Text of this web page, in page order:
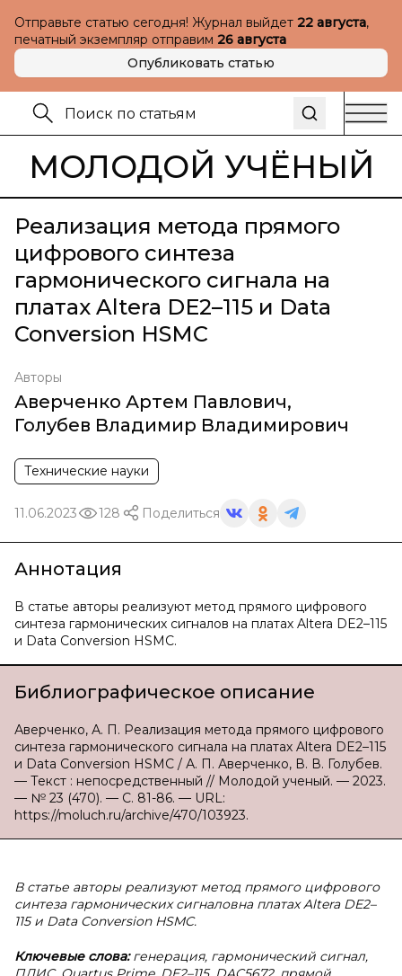
Отправьте статью сегодня! Журнал выйдет 22 августа,
печатный экземпляр отправим 26 августа
Опубликовать статью
МОЛОДОЙ УЧЁНЫЙ
Реализация метода прямого
цифрового синтеза
гармонического сигнала на
платах Altera DE2–115 и Data
Conversion HSMC
Авторы
Аверченко Артем Павлович,
Голубев Владимир Владимирович
Технические науки
11.06.2023 128 Поделиться
Аннотация
В статье авторы реализуют метод прямого цифрового
синтеза гармонических сигналов на платах Altera DE2–115
и Data Conversion HSMC.
Библиографическое описание
Аверченко, А. П. Реализация метода прямого цифрового
синтеза гармонического сигнала на платах Altera DE2–115
и Data Conversion HSMC / А. П. Аверченко, В. В. Голубев.
— Текст : непосредственный // Молодой ученый. — 2023.
— № 23 (470). — С. 81-86. — URL:
https://moluch.ru/archive/470/103923.
В статье авторы реализуют метод прямого цифрового
синтеза гармонических сигналовна платах Altera DE2–
115 и Data Conversion HSMC.
Ключевые слова:генерация, гармонический сигнал,